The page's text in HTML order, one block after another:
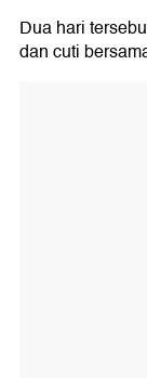
Dua hari
dan cuti